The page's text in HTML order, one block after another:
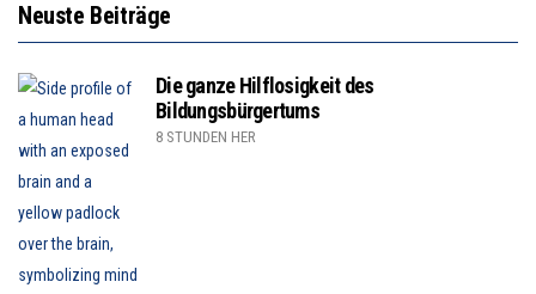
Neuste Beiträge
Die ganze Hilflosigkeit des
Bildungsbürgertums
8 STUNDEN HER